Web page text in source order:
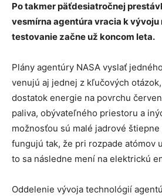
Po takmer päťdesiatročnej
vesmírna agentúra vracia k vývoju
testovanie začne už koncom leta.
Plány agentúry NASA vyslať
venujú aj jednej z kľučových
dostatok energie na povrchu
paliva, obývateľného priestoru a
možnosťou sú malé jadrové
fungujú tak, že pri rozpade atómov
to sa následne mení na elektrickú
Oddelenie vývoja technológií